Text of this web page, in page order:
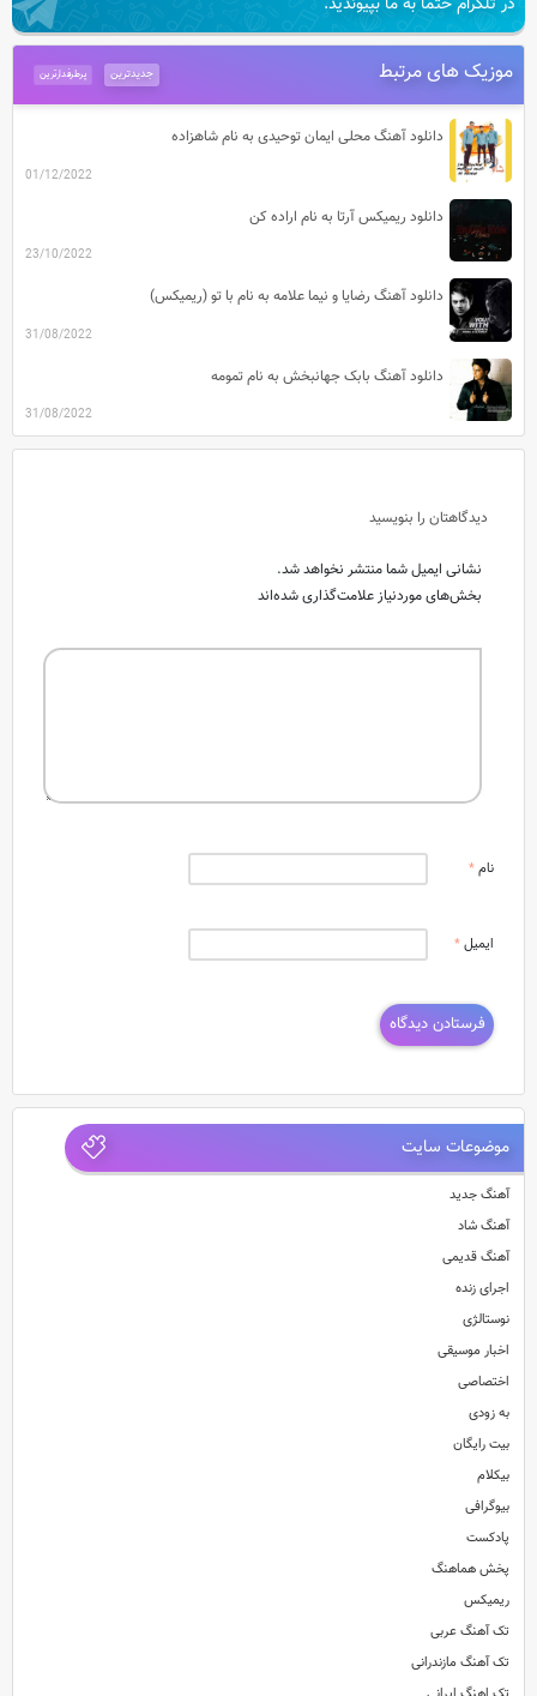
موزیک های مرتبط پرطرفدارترین جدیدترین
دانلود آهنگ محلی ایمان توحیدی به نام شاهزاده
01/12/2022
دانلود ریمیکس آرتا به نام اراده کن
23/10/2022
دانلود آهنگ رضایا و نیما علامه به نام با تو (ریمیکس)
31/08/2022
دانلود آهنگ بابک جهانبخش به نام تمومه
31/08/2022
دیدگاهتان را بنویسید
نشانی ایمیل شما منتشر نخواهد شد.
بخش‌های موردنیاز علامت‌گذاری شده‌اند
نام*
ایمیل*
موضوعات سایت
آهنگ جدید
آهنگ شاد
آهنگ قدیمی
اجرای زنده
نوستالژی
اخبار موسیقی
اختصاصی
به زودی
بیت رایگان
بیکلام
بیوگرافی
پادکست
پخش هماهنگ
ریمیکس
تک آهنگ عربی
تک آهنگ مازندرانی